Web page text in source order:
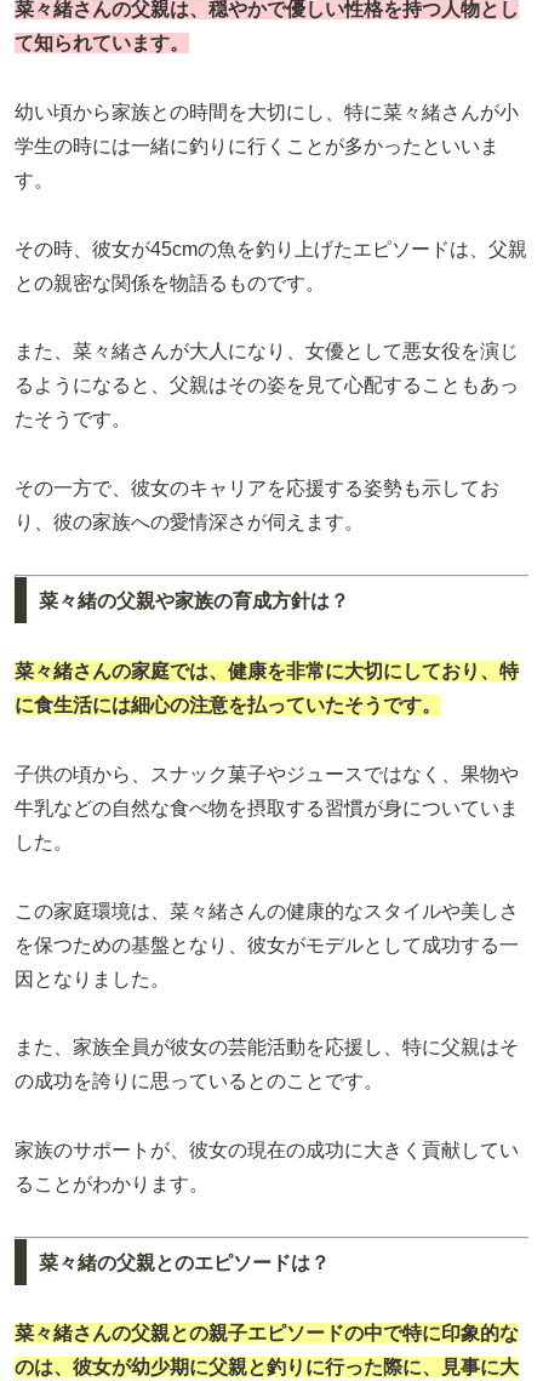
菜々緒さんの父親は、穏やかで優しい性格を持つ人物とし
て知られています。
幼い頃から家族との時間を大切にし、特に菜々緒さんが小
学生の時には一緒に釣りに行くことが多かったといいま
す。
その時、彼女が45cmの魚を釣り上げたエピソードは、父親
との親密な関係を物語るものです。
また、菜々緒さんが大人になり、女優として悪女役を演じ
るようになると、父親はその姿を見て心配することもあっ
たそうです。
その一方で、彼女のキャリアを応援する姿勢も示してお
り、彼の家族への愛情深さが伺えます。
菜々緒の父親や家族の育成方針は？
菜々緒さんの家庭では、健康を非常に大切にしており、特
に食生活には細心の注意を払っていたそうです。
子供の頃から、スナック菓子やジュースではなく、果物や
牛乳などの自然な食べ物を摂取する習慣が身についていま
した。
この家庭環境は、菜々緒さんの健康的なスタイルや美しさ
を保つための基盤となり、彼女がモデルとして成功する一
因となりました。
また、家族全員が彼女の芸能活動を応援し、特に父親はそ
の成功を誇りに思っているとのことです。
家族のサポートが、彼女の現在の成功に大きく貢献してい
ることがわかります。
菜々緒の父親とのエピソードは？
菜々緒さんの父親との親子エピソードの中で特に印象的な
のは、彼女が幼少期に父親と釣りに行った際に、見事に大